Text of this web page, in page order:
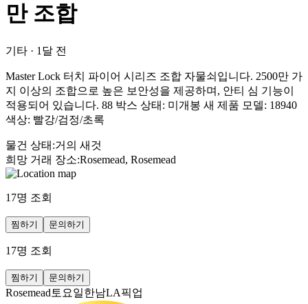
만 조합
기타 · 1달 전
Master Lock 터치 파이어 시리즈 조합 자물쇠입니다. 2500만 가
지 이상의 조합으로 높은 보안성을 제공하며, 안티 심 기능이
적용되어 있습니다. 88 박스 상태: 미개봉 새 제품 모델: 18940
색상: 빨강/검정/초록
물건 상태 :거의 새것
희망 거래 장소:Rosemead, Rosemead
17명 조회
찜하기 문의하기
17명 조회
찜하기 문의하기
Rosemead토요일한남LA픽업